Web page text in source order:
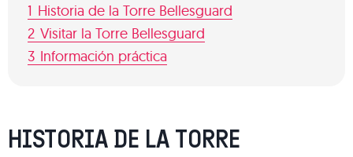
1 Historia de la Torre Bellesguard
2 Visitar la Torre Bellesguard
3 Información práctica
HISTORIA DE LA TORRE